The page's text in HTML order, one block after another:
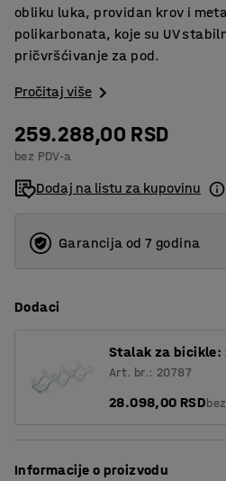
obliku luka, providan krov i
polikarbonata, koje su UV
pričvršćivanje za pod.
Pročitaj više
259.288,00 RSD
bez PDV-a
Dodaj na listu za kupovinu
Garancija od 7 godina
Dodaci
Stalak za bicikle:
Art. br.: 20787
28.098,00 RSD
Informacije o proizvodu